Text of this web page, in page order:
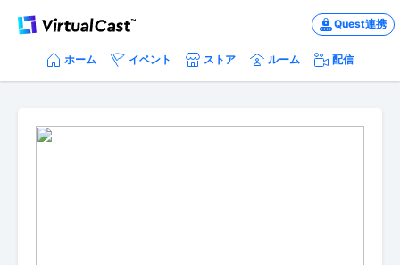
Quest連携
ホーム イベント ストア ルーム 配信